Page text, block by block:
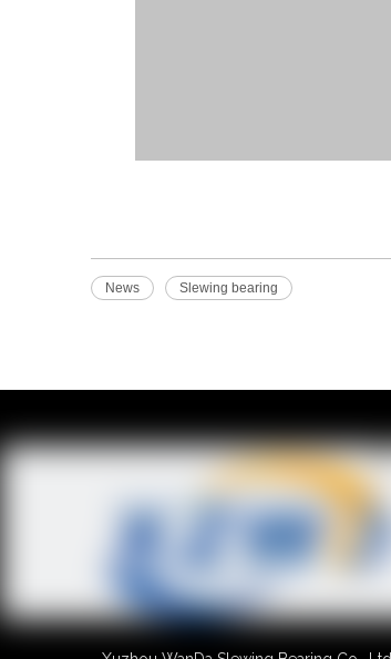
News Slewing bearing